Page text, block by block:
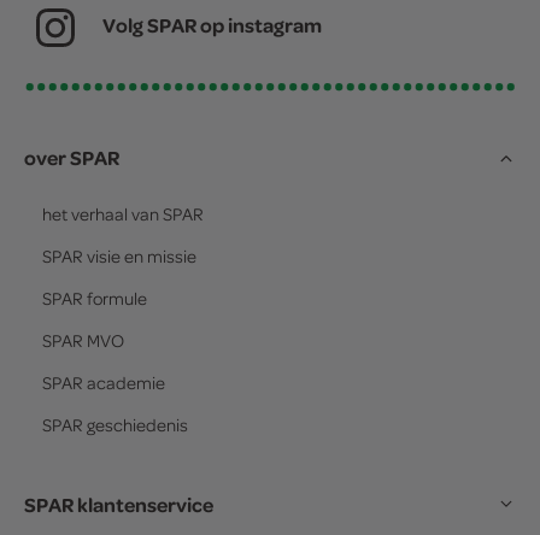
Volg SPAR op instagram
over SPAR
het verhaal van SPAR
SPAR visie en missie
SPAR formule
SPAR MVO
SPAR academie
SPAR geschiedenis
SPAR klantenservice